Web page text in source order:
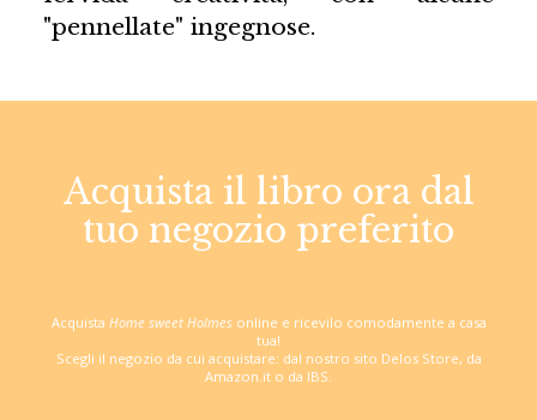
"pennellate" ingegnose.
Acquista il libro ora dal
tuo negozio preferito
Acquista Home sweet Holmesonline e ricevilo comodamente a casa
tua!
Scegli il negozio da cui acquistare: dal nostro sito Delos Store, da
Amazon.it o da IBS.